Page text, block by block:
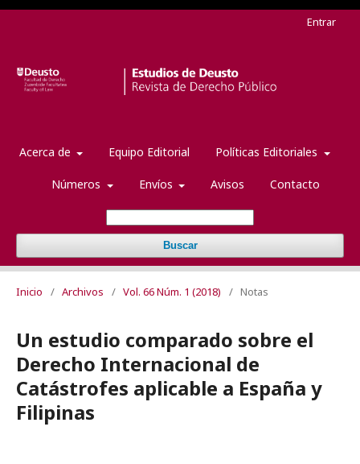
Acerca de Equipo Editorial Políticas Editoriales
Números Envíos Avisos Contacto
Buscar
Entrar
Inicio / Archivos / Vol. 66 Núm. 1 (2018) / Notas
Un estudio comparado sobre el
Derecho Internacional de
Catástrofes aplicable a España y
Filipinas